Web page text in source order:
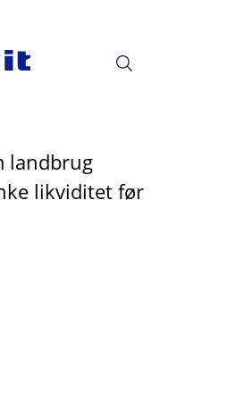
landbrug
likviditet før